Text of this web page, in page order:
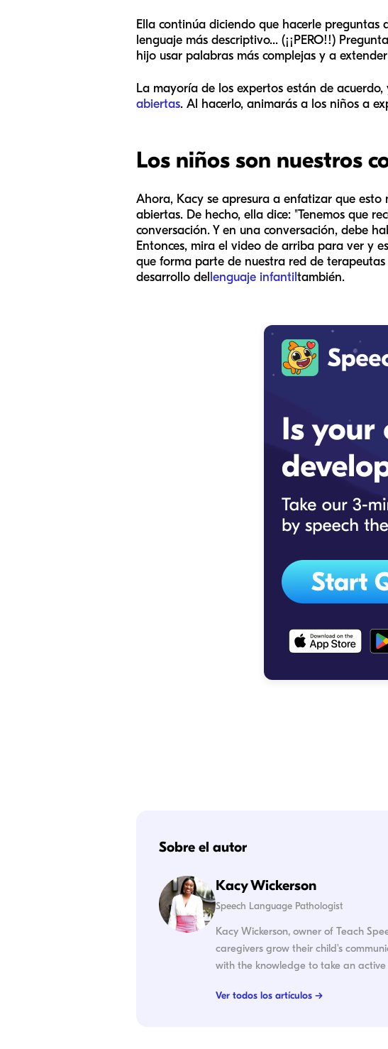
Ella continúa diciendo que hacerle
lenguaje más descriptivo... (¡¡PERO!!)
hijo usar palabras más complejas y a extender
La mayoría de los expertos están de
abiertas. Al hacerlo, animarás a los niños a
Los niños son nuestros
Ahora, Kacy se apresura a enfatizar que
abiertas. De hecho, ella dice: "Tenemos que
conversación. Y en una conversación, debe
Entonces, mira el video de arriba para ver y
que forma parte de nuestra red de
desarrollo del lenguaje infantiltambién.
Sobre el autor
Kacy Wickerson
Speech Language Pathologist
Kacy Wickerson, owner of Teach
caregivers grow their child's
with the knowledge to take an
Ver todos los artículos →